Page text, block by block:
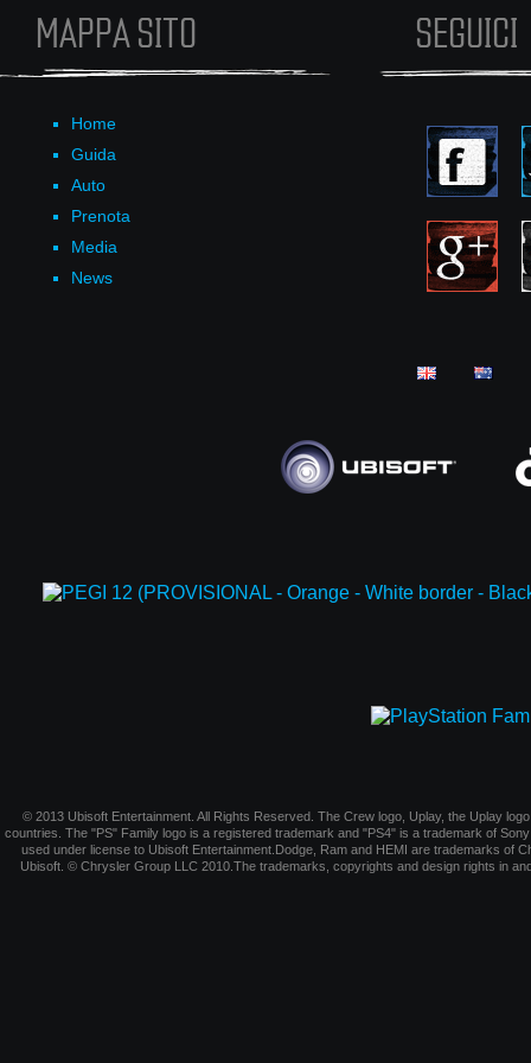
MAPPA SITO
Home
Guida
Auto
Prenota
Media
News
SEGUICI
© 2013 Ubisoft Entertainment. All Rights Reserved. The Crew logo, Uplay, the Uplay
countries. The "PS" Family logo is a registered trademark and "PS4" is a trademark of
used under license to Ubisoft Entertainment.Dodge, Ram and HEMI are trademarks of
Ubisoft. © Chrysler Group LLC 2010.The trademarks, copyrights and design rights in